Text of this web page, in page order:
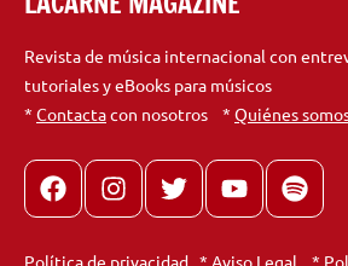
Revista de música internacional con
tutoriales y eBooks para músicos
* Contactacon nosotros * Quiénes
FacebookInstagram
X youtubespotify
Política de privacidad * Aviso Legal *